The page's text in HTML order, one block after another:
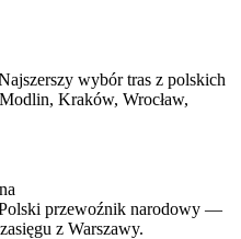
wybór tras z polskich
Kraków, Wrocław,
przewoźnik narodowy —
z Warszawy.